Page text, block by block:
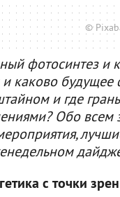
©
фотосинтез
каково будущее
и где
Обо всем
с точки